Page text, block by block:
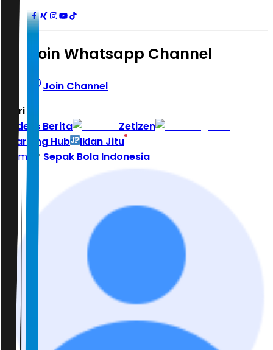
Join Whatsapp Channel
Join Channel
Hari ini
Indeks Berita
Zetizen
Learning Hub
Iklan Jitu
Home
Sepak Bola Indonesia